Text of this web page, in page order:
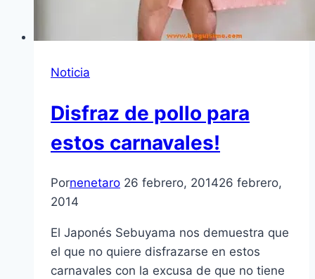
Noticia
Disfraz de pollo para
estos carnavales!
Pornenetaro 26 febrero, 201426 febrero,
2014
El Japonés Sebuyama nos demuestra que
el que no quiere disfrazarse en estos
carnavales con la excusa de que no tiene